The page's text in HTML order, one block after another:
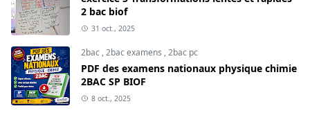
2 bac biof
31 oct., 2025
2bac ,2bac examens ,2bac pc
PDF des examens nationaux physique chimie
2BAC SP BIOF
8 oct., 2025